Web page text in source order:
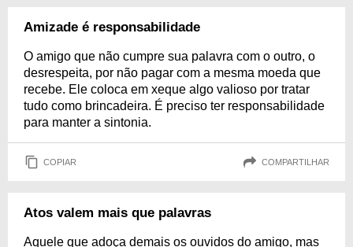
Amizade é responsabilidade
O amigo que não cumpre sua palavra com o outro, o
desrespeita, por não pagar com a mesma moeda que
recebe. Ele coloca em xeque algo valioso por tratar
tudo como brincadeira. É preciso ter responsabilidade
para manter a sintonia.
COPIAR COMPARTILHAR
Atos valem mais que palavras
Aquele que adoça demais os ouvidos do amigo, mas